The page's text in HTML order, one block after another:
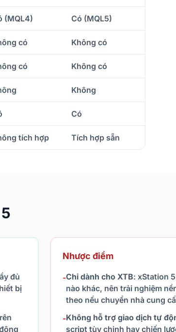
(MQL4) Có (MQL5)
có Không có
có Không có
Không
Có
tích hợp Tích hợp sẵn
đủ
bị
Nhược điểm
-Chỉ dành cho XTB: xStation
nào khác, nên trải nghiệm
theo nếu chuyển nhà cung
-Không hỗ trợ giao dịch tự
script tùy chỉnh hay chiến